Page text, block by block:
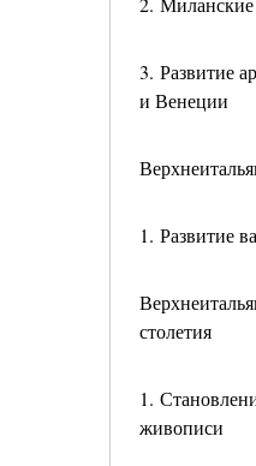
3. Развитие
и Венеции
1. Развитие
столетия
1.
живописи